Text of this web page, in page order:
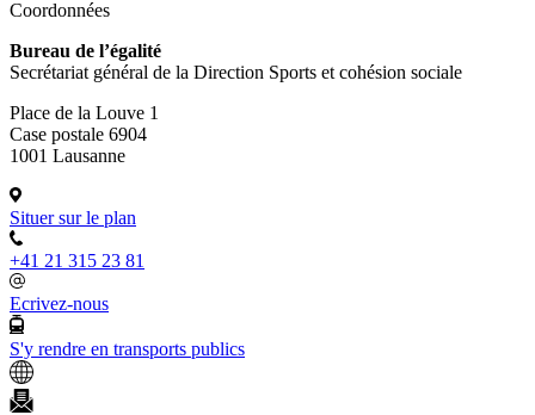
Coordonnées
Bureau de l’égalité
Secrétariat général de la Direction Sports et cohésion sociale
Place de la Louve 1
Case postale 6904
1001 Lausanne
Situer sur le plan
+41 21 315 23 81
Ecrivez-nous
S'y rendre en transports publics